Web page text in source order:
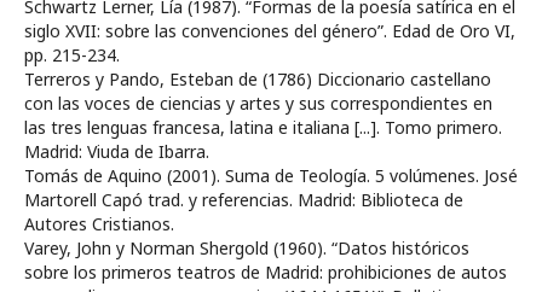
Schwartz Lerner, Lía (1987). “Formas de la poesía satírica en el
siglo XVII: sobre las convenciones del género”. Edad de Oro VI,
pp. 215-234.
Terreros y Pando, Esteban de (1786) Diccionario castellano
con las voces de ciencias y artes y sus correspondientes en
las tres lenguas francesa, latina e italiana [...]. Tomo primero.
Madrid: Viuda de Ibarra.
Tomás de Aquino (2001). Suma de Teología. 5 volúmenes. José
Martorell Capó trad. y referencias. Madrid: Biblioteca de
Autores Cristianos.
Varey, John y Norman Shergold (1960). “Datos históricos
sobre los primeros teatros de Madrid: prohibiciones de autos